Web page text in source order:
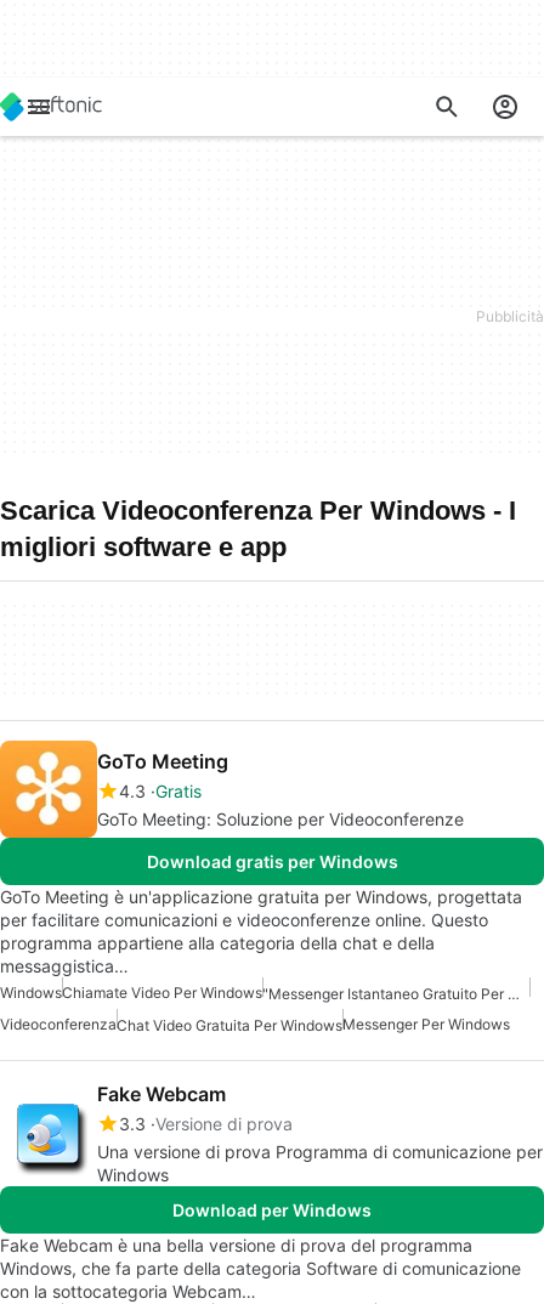
Scarica Videoconferenza Per Windows - I
migliori software e app
GoTo Meeting
4.3 Gratis
GoTo Meeting: Soluzione per Videoconferenze
Download gratis per Windows
GoTo Meeting è un'applicazione gratuita per Windows, progettata
per facilitare comunicazioni e videoconferenze online. Questo
programma appartiene alla categoria della chat e della
messaggistica…
WindowsChiamate Video Per Windows
"Messenger Istantaneo Gratuito Per Windows"
VideoconferenzaChat Video Gratuita Per WindowsMessenger Per Windows
Fake Webcam
3.3 Versione di prova
Una versione di prova Programma di comunicazione per
Windows
Download per Windows
Fake Webcam è una bella versione di prova del programma
Windows, che fa parte della categoria Software di comunicazione
con la sottocategoria Webcam…